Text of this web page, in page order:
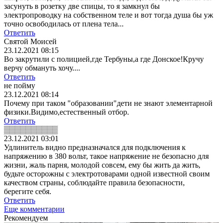
засунуть в розетку две спицы, то я замкнул бы
электропроводку на собственном теле и вот тогда душа бы уж
точно освободилась от плена тела...
Ответить
Святой Моисей
23.12.2021 08:15
Во закрутили с полицией,где Тербуны,а где Донское!Кручу
верчу обмануть хочу....
Ответить
не пойму
23.12.2021 08:14
Почему при таком "образовании"дети не знают элементарной
физики.Видимо,естественный отбор.
Ответить
▒▒▒▒▒▒▒▒▒▒
23.12.2021 03:01
Удлинитель видно предназначался для подключения к
напряжению в 380 вольт, такое напряжение не безопасно для
жизни, жаль парня, молодой совсем, ему бы жить да жить,
будьте осторожны с электротоварами одной известной своим
качеством страны, соблюдайте правила безопасности,
берегите себя.
Ответить
Еще комментарии
Рекомендуем